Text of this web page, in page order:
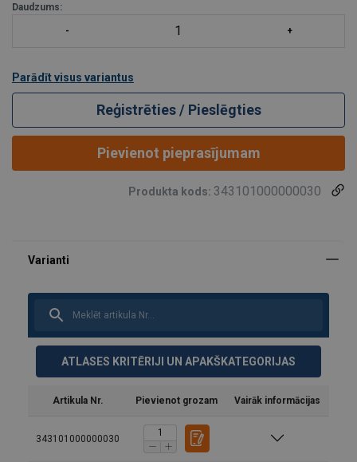
Daudzums:
Parādīt visus variantus
Reģistrēties / Pieslēgties
Pievienot pieprasījumam
Produkta kods: 343101000000030
ATLASES KRITĒRIJI UN APAKŠKATEGORIJAS
Artikula Nr. Pievienot grozam Vairāk informācijas
343101000000030